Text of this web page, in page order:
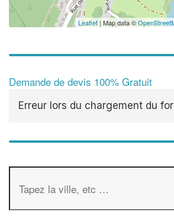
Leaflet | Map data ©
Demande de devis 100% Gratuit
Erreur lors du chargement du